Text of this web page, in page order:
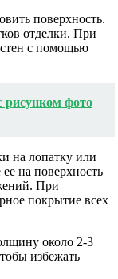
поверхность.
отделки. При
с помощью
фото
на лопатку или
на поверхность
При
покрытие всех
около 2-3
избежать